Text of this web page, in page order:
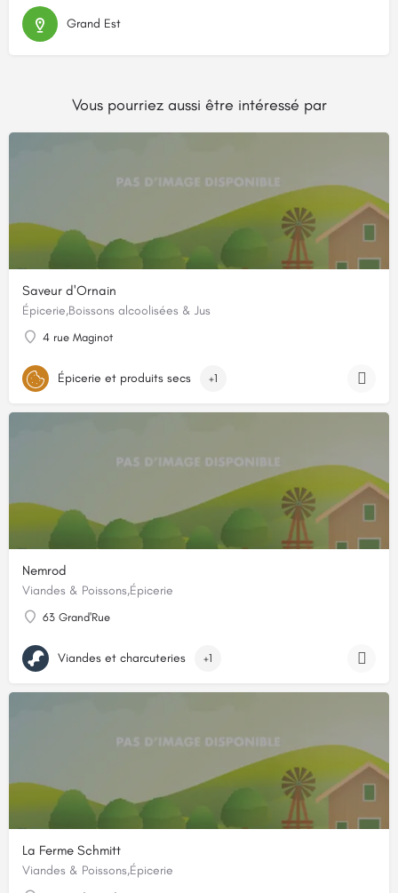
Grand Est
Vous pourriez aussi être intéressé par
Saveur d'Ornain
Épicerie,Boissons alcoolisées & Jus
4 rue Maginot
Épicerie et produits secs +1
Nemrod
Viandes & Poissons,Épicerie
63 Grand'Rue
Viandes et charcuteries +1
La Ferme Schmitt
Viandes & Poissons,Épicerie